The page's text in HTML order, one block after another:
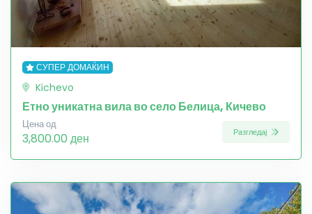
СУПЕР ДОМАЌИН
Kichevo
Етно уникатна вила во село Белица, Кичево
Цена од
3,800.00 ден Разгледај